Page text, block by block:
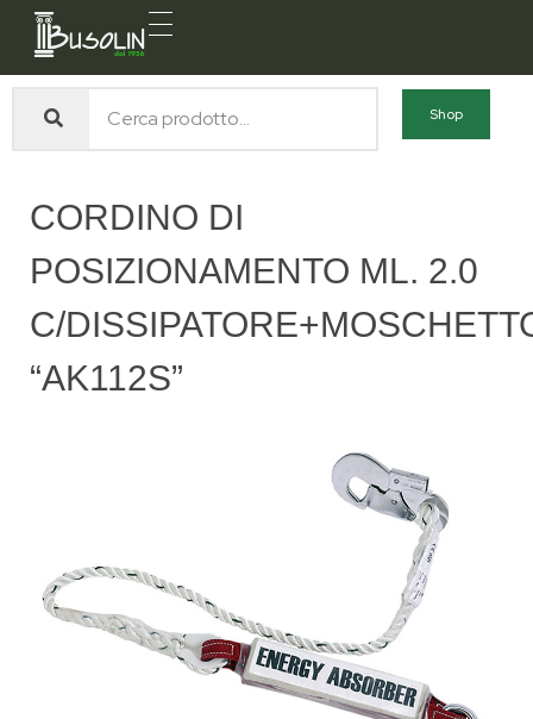
Busolin S.R.L.
Shop
CORDINO DI
POSIZIONAMENTO ML. 2.0
C/
“AK112S”